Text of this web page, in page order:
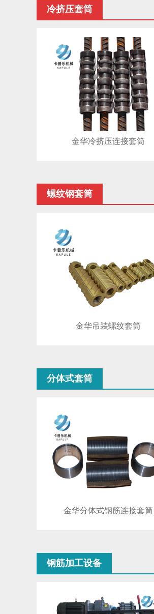
冷挤压套筒
金华冷挤压连接套筒
螺纹钢套筒
金华吊装螺纹套筒
分体式套筒
金华分体式钢筋连接套筒
钢筋加工设备